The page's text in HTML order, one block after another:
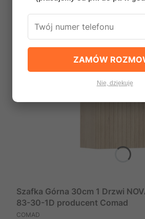
Szafka Górna 30cm 1 Drzwi
83-30-1D producent Comad
PRODUCENT
COMAD
ZAMÓW
Nie, dziękuję